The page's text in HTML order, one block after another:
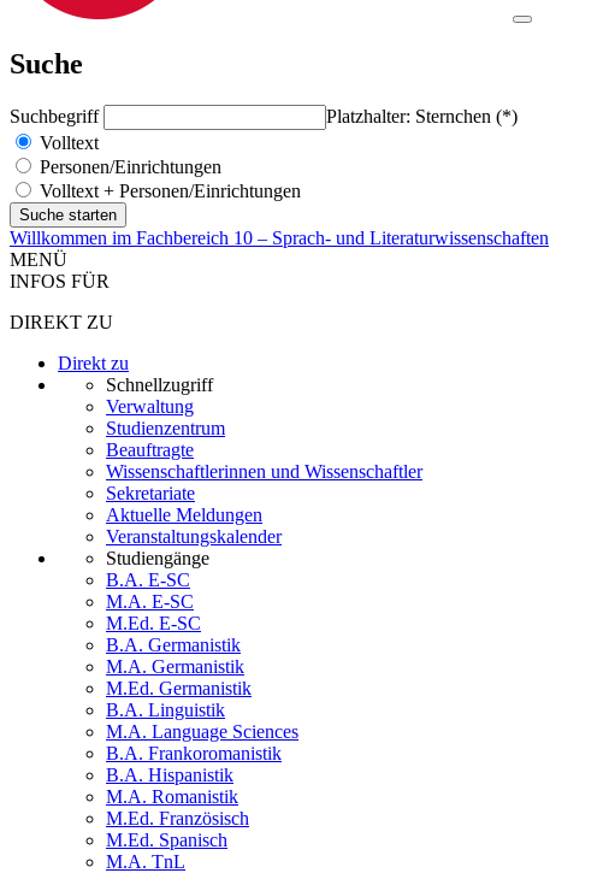
Suche
Suchbegriff
Platzhalter: Sternchen (*)
Volltext
Personen/Einrichtungen
Volltext + Personen/Einrichtungen
Willkommen im Fachbereich 10 – Sprach- und Literaturwissenschaften
MENÜ
INFOS FÜR
DIREKT ZU
Direkt zu
Schnellzugriff
Verwaltung
Studienzentrum
Beauftragte
Wissenschaftlerinnen und Wissenschaftler
Sekretariate
Aktuelle Meldungen
Veranstaltungskalender
Studiengänge
B.A. E-SC
M.A. E-SC
M.Ed. E-SC
B.A. Germanistik
M.A. Germanistik
M.Ed. Germanistik
B.A. Linguistik
M.A. Language Sciences
B.A. Frankoromanistik
B.A. Hispanistik
M.A. Romanistik
M.Ed. Französisch
M.Ed. Spanisch
M.A. TnL